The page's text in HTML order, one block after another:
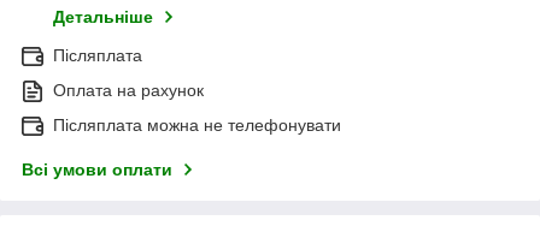
Детальніше
Післяплата
Оплата на рахунок
Післяплата можна не телефонувати
Всі умови оплати